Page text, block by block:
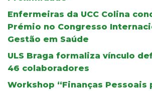
Enfermeiras da UCC Colina
Prémio no Congresso
Gestão em Saúde
ULS Braga formaliza vínculo
46 colaboradores
Workshop “Finanças Pessoais